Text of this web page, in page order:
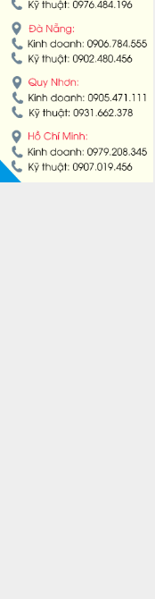
LÒ NƯỚNG XOAY
LÒ NƯỚNG BÁNH
MÁY LÀM XÍU MẠI
DÂY CHUYỀN LÀM
DÂY CHUYỀN LÀM
DÂY CHUYỀN LÀM